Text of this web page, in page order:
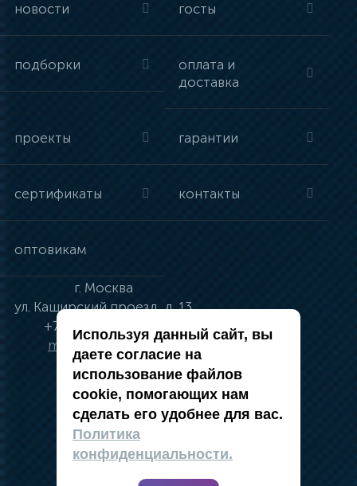
новости госты
подборки
оплата и
доставка
проекты гарантии
сертификаты контакты
оптовикам
г. Москва
ул. Каширский проезд, д. 13
+7 (495) 134-41-83
moskva@vincci.ru
политика в отношении обработки
персональных данных
публичная оферта
карта сайта
Используя данный сайт, вы
даете согласие на
использование файлов
cookie, помогающих нам
сделать его удобнее для вас.
Политика
конфиденциальности.